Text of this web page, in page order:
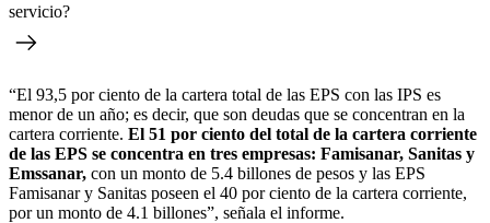
servicio?
“El 93,5 por ciento de la cartera total de las EPS con las IPS es
menor de un año; es decir, que son deudas que se concentran en la
cartera corriente. El 51 por ciento del total de la cartera corriente
de las EPS se concentra en tres empresas: Famisanar, Sanitas y
Emssanar, con un monto de 5.4 billones de pesos y las EPS
Famisanar y Sanitas poseen el 40 por ciento de la cartera corriente,
por un monto de 4.1 billones”, señala el informe.